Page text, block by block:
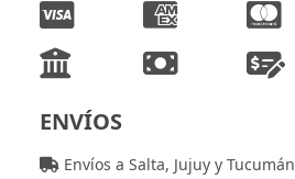
ENVÍOS
Envíos a Salta, Jujuy y Tucumán